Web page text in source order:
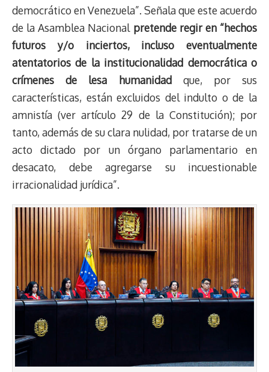
democrático en Venezuela”. Señala que este acuerdo
de la Asamblea Nacional pretende regir en “hechos
futuros y/o inciertos, incluso eventualmente
atentatorios de la institucionalidad democrática o
crímenes de lesa humanidadque, por sus
características, están excluidos del indulto o de la
amnistía (ver artículo 29 de la Constitución); por
tanto, además de su clara nulidad, por tratarse de un
acto dictado por un órgano parlamentario en
desacato, debe agregarse su incuestionable
irracionalidad jurídica”.